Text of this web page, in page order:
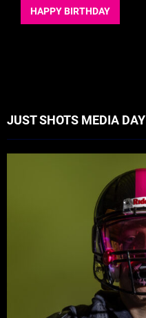
HAPPY BIRTHDAY
JUST SHOTS MEDIA DAY